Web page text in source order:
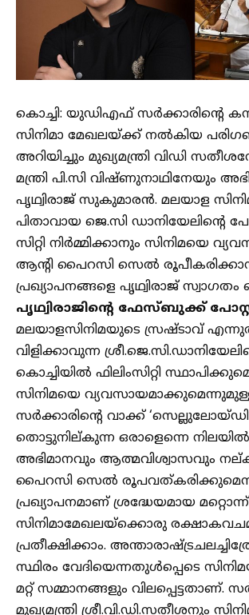
കൊച്ചി: യുഡിഎഫ് സർക്കാരിൻ്റെ
സിനിമാ മേഖലയ്ക്ക് നൽകിയ
അറിയിച്ചും മുഖ്യമന്ത്രി വിഡി
മന്ത്രി പി.സി വിഷ്ണുനാഥിനേയും
പൃഥ്വിരാജ് സുകുമാരൻ. മലയാള
പിതാവായ ജെ.സി ഡാനിയേലിൻ്റെ
സിറ്റി നിർമ്മിക്കാനും സിനിമയെ
ആൻ്റി പൈറസി സെൽ
പ്രഖ്യാപനങ്ങളെ പൃഥ്വിരാജ്
പൃഥ്വിരാജിൻ്റെ ഫേസ്ബുക്ക്
മലയാളസിനിമയുടെ സ്രഷ്ടാവ്
വിളിക്കാവുന്ന
കൊച്ചിയിൽ ഫിലിംസിറ്റി
സിനിമയെ
സർക്കാരിന്റെ വാക്ക്
തൊട്ടുനില്കുന്ന ഒരാളെന്നെ
അഭിമാനവും ആത്മവിശ്വാസവും
പൈറസി സെൽ
പ്രഖ്യാപനമാണ് ശ്രദ്ധേയമായ
സിനിമാമേഖലയ്ക്കൊരു
പ്രതീക്ഷിക്കാം.
സ്ഥിരം വേദിയെന്നതുൾപ്പെടെ
മറ്റ് സമ്മാനങ്ങളും വിലപ്പെട്ടതാണ്.
മുഖ്യമന്ത്രി ശ്രീ.വി.ഡി.സതീശനും